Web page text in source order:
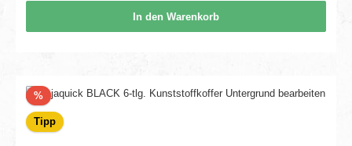
In den Warenkorb
%Rabatt
Tipp